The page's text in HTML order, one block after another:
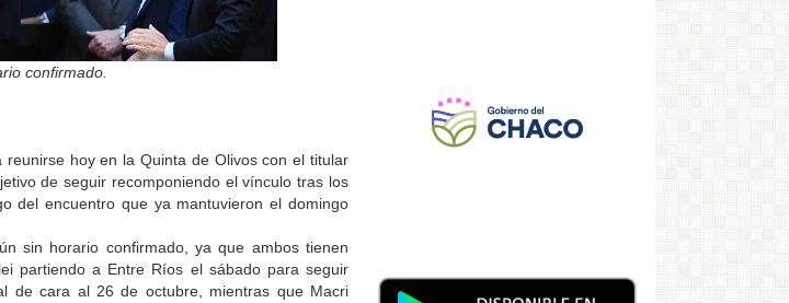
confirmado.
reunirse hoy en la Quinta de Olivos con el titular
de seguir recomponiendo el vínculo tras los
del encuentro que ya mantuvieron el domingo
sin horario confirmado, ya que ambos tienen
partiendo a Entre Ríos el sábado para seguir
de cara al 26 de octubre, mientras que Macri